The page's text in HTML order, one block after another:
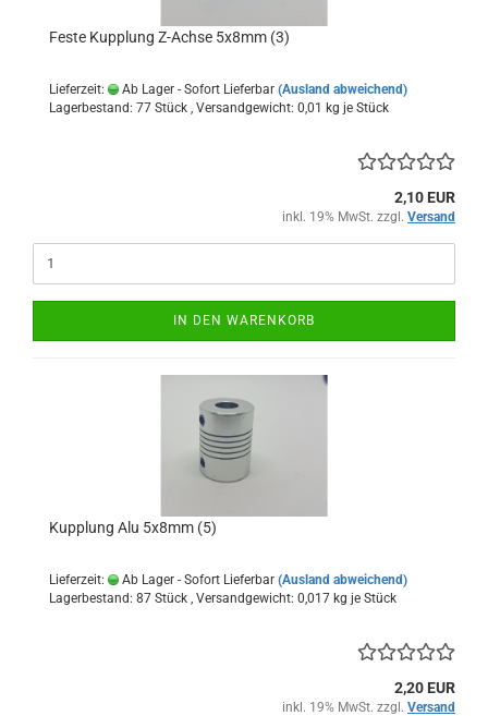
Feste Kupplung Z-Achse 5x8mm (3)
Lieferzeit: Ab Lager - Sofort Lieferbar (Ausland abweichend)
Lagerbestand: 77 Stück , Versandgewicht: 0,01 kg je Stück
2,10 EUR
inkl. 19% MwSt. zzgl. Versand
IN DEN WARENKORB
Kupplung Alu 5x8mm (5)
Lieferzeit: Ab Lager - Sofort Lieferbar (Ausland abweichend)
Lagerbestand: 87 Stück , Versandgewicht: 0,017 kg je Stück
2,20 EUR
inkl. 19% MwSt. zzgl. Versand